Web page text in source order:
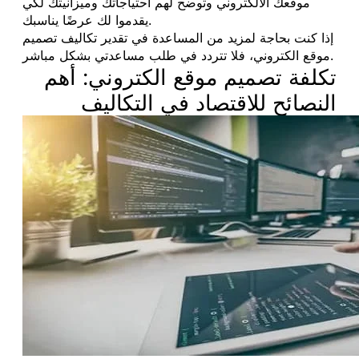
يقدموا لك عرضًا يناسبك.
إذا كنت بحاجة لمزيد من المساعدة في تقدير تكاليف تصميم
موقع الكتروني، فلا تتردد في طلب مساعدتي بشكل مباشر.
تكلفة تصميم موقع الكتروني: أهم
النصائح للاقتصاد في التكاليف